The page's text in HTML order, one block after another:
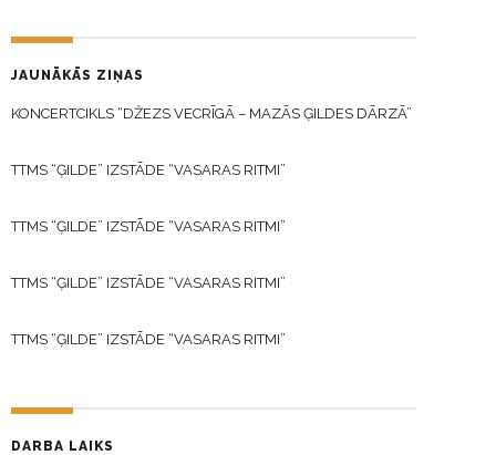
JAUNĀKĀS ZIŅAS
KONCERTCIKLS “DŽEZS VECRĪGĀ – MAZĀS ĢILDES DĀRZĀ”
TTMS “ĢILDE” IZSTĀDE “VASARAS RITMI”
TTMS “ĢILDE” IZSTĀDE “VASARAS RITMI”
TTMS “ĢILDE” IZSTĀDE “VASARAS RITMI”
TTMS “ĢILDE” IZSTĀDE “VASARAS RITMI”
DARBA LAIKS